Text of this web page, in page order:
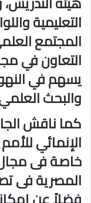
التعليمية
المجتمع
التعاون في
يسهم في
والبحث
كما ناقش
الإنمائي
خاصة فى مجال
المصرية فى